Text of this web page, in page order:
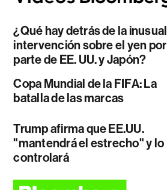
¿Qué hay detrás de la inusual
intervención sobre el yen por
parte de EE. UU. y Japón?
Copa Mundial de la FIFA: La
batalla de las marcas
Trump afirma que EE.UU.
"mantendrá el estrecho" y lo
controlará